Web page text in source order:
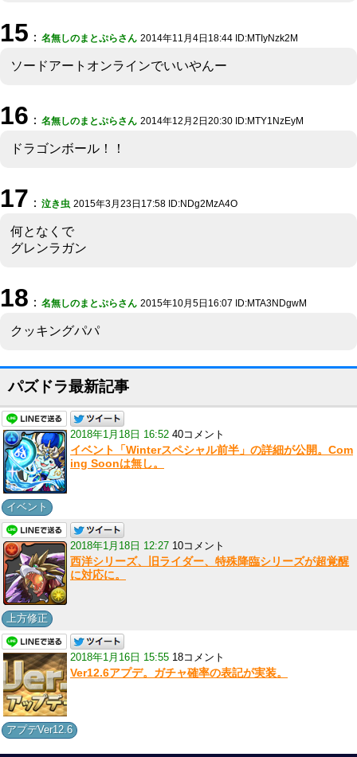
15 ： 名無しのまとぷらさん 2014年11月4日18:44 ID:MTIyNzk2M
ソードアートオンラインでいいやんー
16 ： 名無しのまとぷらさん 2014年12月2日20:30 ID:MTY1NzEyM
ドラゴンボール！！
17 ： 泣き虫 2015年3月23日17:58 ID:NDg2MzA4O
何となくで
グレンラガン
18 ： 名無しのまとぷらさん 2015年10月5日16:07 ID:MTA3NDgwM
クッキングパパ
パズドラ最新記事
2018年1月18日 16:52 40コメント
イベント「Winterスペシャル前半」の詳細が公開。Com
ing Soonは無し。
イベント
2018年1月18日 12:27 10コメント
西洋シリーズ、旧ライダー、特殊降臨シリーズが超覚醒
に対応に。
上方修正
2018年1月16日 15:55 18コメント
Ver12.6アプデ。ガチャ確率の表記が実装。
アプデVer12.6